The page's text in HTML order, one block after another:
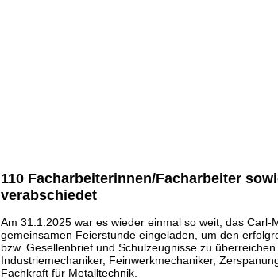
110 Facharbeiterinnen/Facharbeiter
verabschiedet
Am 31.1.2025 war es wieder einmal so weit, das
gemeinsamen Feierstunde eingeladen, um den
bzw. Gesellenbrief und Schulzeugnisse zu
Industriemechaniker, Feinwerkmechaniker,
Fachkraft für Metalltechnik.